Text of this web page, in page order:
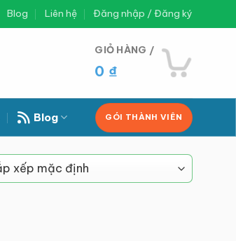
Blog Liên hệ Đăng nhập / Đăng ký
GIỎ HÀNG /
0 ₫
Blog GÓI THÀNH VIÊN